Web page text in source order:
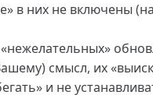
в них не включены
смысл, их
и не